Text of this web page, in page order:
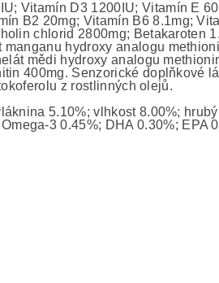
Vitamín D3 1200IU; Vitamín E
B2 20mg; Vitamín B6 8.1mg;
chlorid 2800mg; Betakaroten
hydroxy analogu
mědi hydroxy analogu
400mg. Senzorické doplňkové
z rostlinných olejů.
5.10%; vlhkost 8.00%; hrubý
3 0.45%; DHA 0.30%; EPA